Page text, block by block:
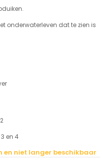
onderwaterleven dat te zien is
en 4
en niet langer beschikbaar